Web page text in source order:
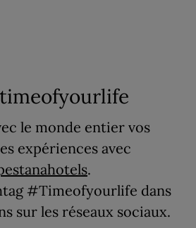
le monde entier vos
expériences avec
.
#Timeofyourlife dans
sur les réseaux sociaux.